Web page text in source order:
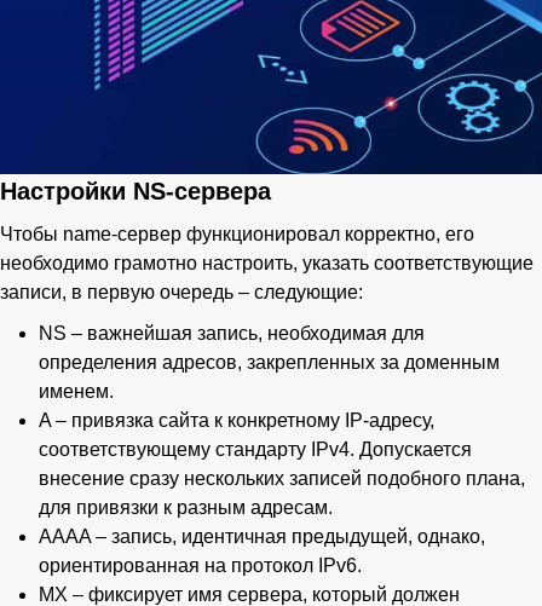
Настройки NS-сервера
Чтобы name-сервер функционировал корректно, его
необходимо грамотно настроить, указать соответствующие
записи, в первую очередь – следующие:
NS – важнейшая запись, необходимая для
определения адресов, закрепленных за доменным
именем.
A – привязка сайта к конкретному IP-адресу,
соответствующему стандарту IPv4. Допускается
внесение сразу нескольких записей подобного плана,
для привязки к разным адресам.
AAAA – запись, идентичная предыдущей, однако,
ориентированная на протокол IPv6.
MX – фиксирует имя сервера, который должен